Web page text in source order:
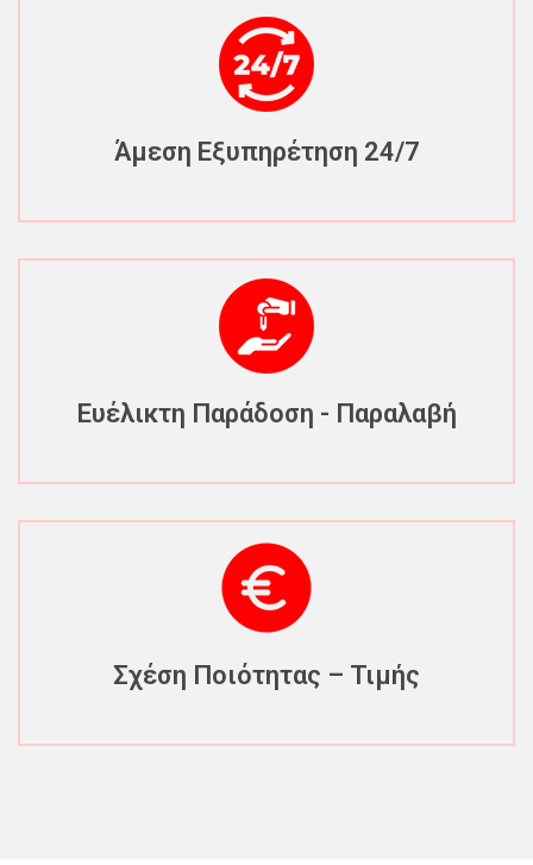
Άμεση Εξυπηρέτηση 24/7
Ευέλικτη Παράδοση - Παραλαβή
Σχέση Ποιότητας – Τιμής